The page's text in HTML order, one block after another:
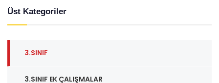
Üst Kategoriler
3.SINIF
3.SINIF EK ÇALIŞMALAR